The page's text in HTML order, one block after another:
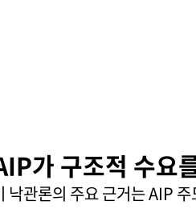
가 구조적 수요
낙관론의 주요 근거는 AIP